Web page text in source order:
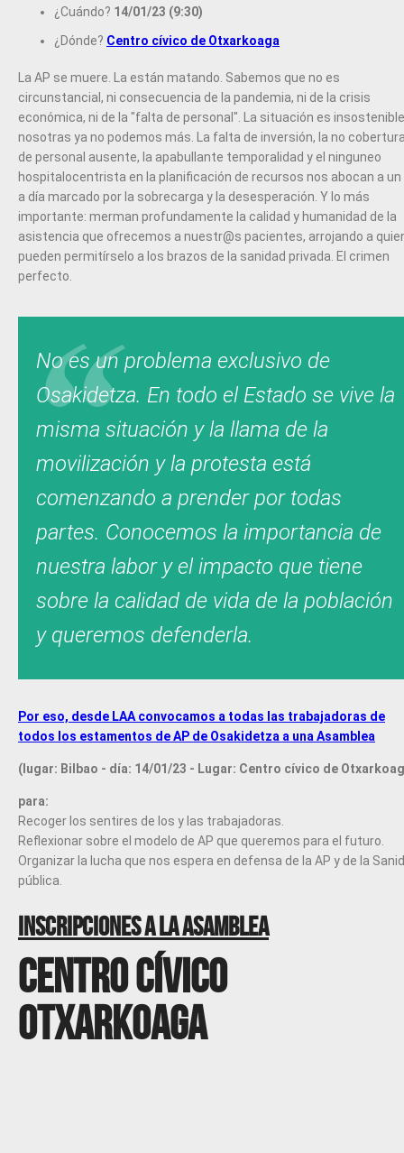
¿Cuándo? 14/01/23 (9:30)
¿Dónde? Centro cívico de Otxarkoaga
La AP se muere. La están matando. Sabemos que no es
circunstancial, ni consecuencia de la pandemia, ni de la crisis
económica, ni de la "falta de personal". La situación es
nosotras ya no podemos más. La falta de inversión, la no
de personal ausente, la apabullante temporalidad y el ninguneo
hospitalocentrista en la planificación de recursos nos abocan a un
a día marcado por la sobrecarga y la desesperación. Y lo más
importante: merman profundamente la calidad y humanidad de la
asistencia que ofrecemos a nuestr@s pacientes, arrojando a
pueden permitírselo a los brazos de la sanidad privada. El crimen
perfecto.
No es un problema exclusivo de
Osakidetza. En todo el Estado se vive la
misma situación y la llama de la
movilización y la protesta está
comenzando a prender por todas
partes. Conocemos la importancia de
nuestra labor y el impacto que tiene
sobre la calidad de vida de la población
y queremos defenderla.
Por eso, desde LAA convocamos a todas las trabajadoras de
todos los estamentos de AP de Osakidetza a una Asamblea
(lugar: Bilbao - día: 14/01/23 - Lugar: Centro cívico de
para:
Recoger los sentires de los y las trabajadoras.
Reflexionar sobre el modelo de AP que queremos para el futuro.
Organizar la lucha que nos espera en defensa de la AP y de la
pública.
INSCRIPCIONES A LA ASAMBLEA
Centro cívico
Otxarkoaga